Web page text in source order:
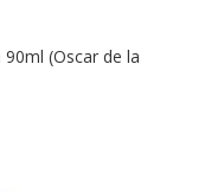
90ml (Oscar de la